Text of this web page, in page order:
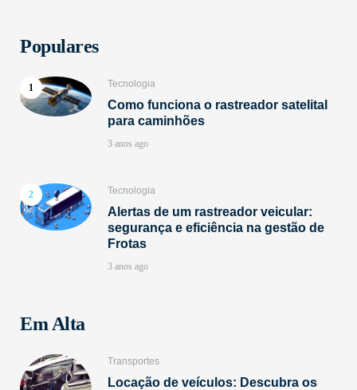
Populares
Tecnologia
Como funciona o rastreador satelital
para caminhões
3 anos ago
Tecnologia
Alertas de um rastreador veicular:
segurança e eficiência na gestão de
Frotas
3 anos ago
Em Alta
Transportes
Locação de veículos: Descubra os